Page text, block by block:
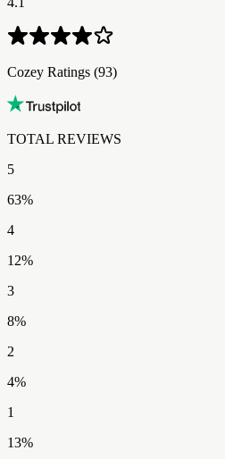
Cozey Ratings​​​​‌ ‍ ​‍​‍‌‍ ‌ ​‍‌‍‍‌‌‍‌ ‌‍‍‌‌‍ ‍​‍​‍​ ‍‍​‍​‍‌ ​ ‌‍​‌‌‍ ‍‌‍‍‌‌ ‌​‌ ‍‌​‍ ‍‌‍‍‌‌‍ ​‍​‍​‍ ​​‍​‍‌‍‍​‌ ​‍‌‍‌‌‌‍‌‍​‍​‍​ ‍‍​‍​‍‌‍‍​‌ ‌​‌ ‌​‌ ​​‌ ​ ​ ‍‍​‍ ​‍ ‌‍ ​‌‍ ‌‍​ ‌‍​‌‌‍ ​‌‍‍​‌‍ ‌ ​ ‌ ‌​​ ‍‍​ ​ ​ ​​​ ​​​ ​​​‍ ‌ ​ ‌ ‌​‌ ‌‌‌‍‌​‌‍‍‌‌‍ ​‍ ‌‍‍‌‌‍ ‍‌ ‌​‌‍‌‌‌‍ ‍‌ ‌​​‍ ‌‍‌‌‌‍‌​‌‍‍‌‌ ‌​​‍ ‌‍ ‌‌‍ ‌‍‌​‌‍‌‌​ ‌‌ ​​‌ ​‍‌‍‌‌‌ ​ ‌‍‌‌‌‍ ‍‌ ‌​‌‍​‌‌ ‌​‌‍‍‌‌‍ ‌‍ ‍​ ‍ ‌‍‍‌‌‍‌​​ ‌​ ‌‍​ ‍‌‌‍​ ​ ​ ‌‍​‌​ ‍​​ ‌ ‌‍​‍​‍ ‌‌‍‌‌​ ‌ ​ ‌​​ ‌​​‍ ‌​ ‌​‌‍‌‌​ ‌‌‌‍​‌​‍ ‌‌‍​‍​ ‌​​ ‌‍​ ‌​​‍ ‌‌‍‌​​ ‌‍​ ‌‌​ ‌ ‌‍​‍​ ‌ ​ ​ ​ ‍‌​ ‌​‌‍‌‌​ ​‌​ ​‍​ ‍ ‌ ‌​‌ ‍‌‌ ​​‌‍‌‌​ ‌‌ ​​‌‍‌​‌ ​​​ ‍ ‌ ​​‌‍​‌‌ ‌​‌‍‍​​ ‌‌ ‌‍‌‍​‌‌‍ ​‌ ‌‌‌‍‌‌‌​​‌‌‍‌​‌‍‌​‌‍‌‌‌‍‌​‌‌​ ‌‍‌‌‌‍​ ‌ ‌​‌‍‍‌‌‍ ‌‍ ‍‌ ​ ​‍‌‌​ ‌‌‌​​‍‌‌ ‌‍‍ ‌‍‌‌‌ ‍‌​‍‌‌​ ​ ‌​‌​​‍‌‌​ ​ ‌​‌​​‍‌‌​ ​‍​ ​‍​ ‌​​ ‍‌​ ​ ​ ‍​​ ‌ ​ ‌‌​ ​​​ ​‍​ ‍‌​ ‌‌‌‍‌‍​ ​‍​‍‌‌​ ​‍​ ​‍​‍‌‌​ ‌‌‌​‌​​‍ ‍‌ ​‍‌‍‌‌‌ ‌‍‌‍‍‌‌‍‌‌‌ ‌ ‌‌​ ‌ ‌‌‌‍ ‌‌‍ ‌‌‍​‌‌ ​‍‌ ‍‌‌‌‌​‌‍‌‌‌‍ ‌‌ ​​‌‍ ​‌‍​‌‌ ‌​‌‍‌‌​‍ ‍‌ ​ ‌ ‌‌‌‍ ‌‌‍ ‌‌‍​‌‌ ​‍‌ ‍‌‌​‌​‌‍​‌‌ ‌​‌‍​‌​‍ ‍‌ ‌​‌‍ ‌ ‌​‌‍​‌‌‍ ​‌‌​‍‌‍​‌‌ ‌​‌‍‍‌‌‍ ‍‌‍‌ ‌‌‌​‌‍‌‌‌ ‍​‌ ‌​​ ‌‍​‍‌‍​‌‌ ​ ‌‍‌‌‌‌‌‌‌ ​‍‌‍ ​​ ‌‌‍‍​‌ ‌​‌ ‌​‌ ​​‌ ​ ​‍‌‌​ ​ ‌​​‌​‍‌‌​ ​‍‌​‌‍​‍‌‌​ ​‍‌​‌‍‌‍ ​‌‍ ‌‍​ ‌‍​‌‌‍ ​‌‍‍​‌‍ ‌ ​ ‌ ‌​​‍‌‌​ ​ ‌​​‌​ ​ ​ ​​​ ​​​ ​​​‍‌‌​ ​‍‌​‌‍‌ ​ ‌ ‌​‌ ‌‌‌‍‌​‌‍‍‌‌‍ ​‍‌‍‌‍‍‌‌‍‌​​ ‌​ ‌‍​ ‍‌‌‍​ ​ ​ ‌‍​‌​ ‍​​ ‌ ‌‍​‍​‍ ‌‌‍‌‌​ ‌ ​ ‌​​ ‌​​‍ ‌​ ‌​‌‍‌‌​ ‌‌‌‍​‌​‍ ‌‌‍​‍​ ‌​​ ‌‍​ ‌​​‍ ‌‌‍‌​​ ‌‍​ ‌‌​ ‌ ‌‍​‍​ ‌ ​ ​ ​ ‍‌​ ‌​‌‍‌‌​ ​‌​ ​‍​‍‌‍‌ ‌​‌ ‍‌‌ ​​‌‍‌‌​ ‌‌ ​​‌‍‌​‌ ​​​‍‌‍‌ ​​‌‍​‌‌ ‌​‌‍‍​​ ‌‌ ‌‍‌‍​‌‌‍ ​‌ ‌‌‌‍‌‌‌​​‌‌‍‌​‌‍‌​‌‍‌‌‌‍‌​‌‌​ ‌‍‌‌‌‍​ ‌ ‌​‌‍‍‌‌‍ ‌‍ ‍‌ ​ ​‍‌‌​ ‌‌‌​​‍‌‌ ‌‍‍ ‌‍‌‌‌ ‍‌​‍‌‌​ ​ ‌​‌​​‍‌‌​ ​ ‌​‌​​‍‌‌​ ​‍​ ​‍​ ‌​​ ‍‌​ ​ ​ ‍​​ ‌ ​ ‌‌​ ​​​ ​‍​ ‍‌​ ‌‌‌‍‌‍​ ​‍​‍‌‌​ ​‍​ ​‍​‍‌‌​ ‌‌‌​‌​​‍ ‍‌ ​‍‌‍‌‌‌ ‌‍‌‍‍‌‌‍‌‌‌ ‌ ‌‌​ ‌ ‌‌‌‍ ‌‌‍ ‌‌‍​‌‌ ​‍‌ ‍‌‌‌‌​‌‍‌‌‌‍ ‌‌ ​​‌‍ ​‌‍​‌‌ ‌​‌‍‌‌​‍ ‍‌ ​ ‌ ‌‌‌‍ ‌‌‍ ‌‌‍​‌‌ ​‍‌ ‍‌‌​‌​‌‍​‌‌ ‌​‌‍​‌​‍ ‍‌ ‌​‌‍ ‌ ‌​‌‍​‌‌‍ ​‌‌​‍‌‍​‌‌ ‌​‌‍‍‌‌‍ ‍‌‍‌ ‌‌‌​‌‍‌‌‌ ‍​‌ ‌​​‍‌‍‌ ​​‌‍‌‌‌ ​‍‌ ​ ‌ ​​‌‍‌‌‌‍​ ‌ ‌​‌‍‍‌‌ ‌‍‌‍‌‌​ ‌‌ ​​‌ ‌‌‌‍​‍‌‍ ​‌‍‍‌‌ ​ ‌‍‍​‌‍‌‌‌‍‌​​‍​‍‌ ‌ (93)
TOTAL REVIEWS​​​​‌ ‍ ​‍​‍‌‍ ‌ ​‍‌‍‍‌‌‍‌ ‌‍‍‌‌‍ ‍​‍​‍​ ‍‍​‍​‍‌ ​ ‌‍​‌‌‍ ‍‌‍‍‌‌ ‌​‌ ‍‌​‍ ‍‌‍‍‌‌‍ ​‍​‍​‍ ​​‍​‍‌‍‍​‌ ​‍‌‍‌‌‌‍‌‍​‍​‍​ ‍‍​‍​‍‌‍‍​‌ ‌​‌ ‌​‌ ​​‌ ​ ​ ‍‍​‍ ​‍ ‌‍ ​‌‍ ‌‍​ ‌‍​‌‌‍ ​‌‍‍​‌‍ ‌ ​ ‌ ‌​​ ‍‍​ ​ ​ ​​​ ​​​ ​​​‍ ‌ ​ ‌ ‌​‌ ‌‌‌‍‌​‌‍‍‌‌‍ ​‍ ‌‍‍‌‌‍ ‍‌ ‌​‌‍‌‌‌‍ ‍‌ ‌​​‍ ‌‍‌‌‌‍‌​‌‍‍‌‌ ‌​​‍ ‌‍ ‌‌‍ ‌‍‌​‌‍‌‌​ ‌‌ ​​‌ ​‍‌‍‌‌‌ ​ ‌‍‌‌‌‍ ‍‌ ‌​‌‍​‌‌ ‌​‌‍‍‌‌‍ ‌‍ ‍​ ‍ ‌‍‍‌‌‍‌​​ ‌​ ‌‍​ ‍‌‌‍​ ​ ​ ‌‍​‌​ ‍​​ ‌ ‌‍​‍​‍ ‌‌‍‌‌​ ‌ ​ ‌​​ ‌​​‍ ‌​ ‌​‌‍‌‌​ ‌‌‌‍​‌​‍ ‌‌‍​‍​ ‌​​ ‌‍​ ‌​​‍ ‌‌‍‌​​ ‌‍​ ‌‌​ ‌ ‌‍​‍​ ‌ ​ ​ ​ ‍‌​ ‌​‌‍‌‌​ ​‌​ ​‍​ ‍ ‌ ‌​‌ ‍‌‌ ​​‌‍‌‌​ ‌‌ ​​‌‍‌​‌ ​​​ ‍ ‌ ​​‌‍​‌‌ ‌​‌‍‍​​ ‌‌ ‌‍‌‍​‌‌‍ ​‌ ‌‌‌‍‌‌‌​​‌‌‍‌​‌‍‌​‌‍‌‌‌‍‌​‌‌​ ‌‍‌‌‌‍​ ‌ ‌​‌‍‍‌‌‍ ‌‍ ‍‌ ​ ​‍‌‌​ ‌‌‌​​‍‌‌ ‌‍‍ ‌‍‌‌‌ ‍‌​‍‌‌​ ​ ‌​‌​​‍‌‌​ ​ ‌​‌​​‍‌‌​ ​‍​ ​‍​ ‌​​ ‍‌​ ​ ​ ‍​​ ‌ ​ ‌‌​ ​​​ ​‍​ ‍‌​ ‌‌‌‍‌‍​ ​‍​‍‌‌​ ​‍​ ​‍​‍‌‌​ ‌‌‌​‌​​‍ ‍‌ ​‍‌‍‌‌‌ ‌‍‌‍‍‌‌‍‌‌‌ ‌ ‌‌​ ‌ ‌‌‌‍ ‌‌‍ ‌‌‍​‌‌ ​‍‌ ‍‌‌‌‌​‌‍‌‌‌‍ ‌‌ ​​‌‍ ​‌‍​‌‌ ‌​‌‍‌‌​‍ ‍‌‍​‍‌ ​‍‌‍‌‌‌‍​‌‌‍‍ ‌‍‌​‌‍ ‌ ‌ ‌‍ ‍‌​‌​‌‍​‌‌ ‌​‌‍​‌​‍ ‍‌ ‌​‌‍‍‌‌ ‌​‌‍ ​‌‍‌‌​ ‌‍​‍‌‍​‌‌ ​ ‌‍‌‌‌‌‌‌‌ ​‍‌‍ ​​ ‌‌‍‍​‌ ‌​‌ ‌​‌ ​​‌ ​ ​‍‌‌​ ​ ‌​​‌​‍‌‌​ ​‍‌​‌‍​‍‌‌​ ​‍‌​‌‍‌‍ ​‌‍ ‌‍​ ‌‍​‌‌‍ ​‌‍‍​‌‍ ‌ ​ ‌ ‌​​‍‌‌​ ​ ‌​​‌​ ​ ​ ​​​ ​​​ ​​​‍‌‌​ ​‍‌​‌‍‌ ​ ‌ ‌​‌ ‌‌‌‍‌​‌‍‍‌‌‍ ​‍‌‍‌‍‍‌‌‍‌​​ ‌​ ‌‍​ ‍‌‌‍​ ​ ​ ‌‍​‌​ ‍​​ ‌ ‌‍​‍​‍ ‌‌‍‌‌​ ‌ ​ ‌​​ ‌​​‍ ‌​ ‌​‌‍‌‌​ ‌‌‌‍​‌​‍ ‌‌‍​‍​ ‌​​ ‌‍​ ‌​​‍ ‌‌‍‌​​ ‌‍​ ‌‌​ ‌ ‌‍​‍​ ‌ ​ ​ ​ ‍‌​ ‌​‌‍‌‌​ ​‌​ ​‍​‍‌‍‌ ‌​‌ ‍‌‌ ​​‌‍‌‌​ ‌‌ ​​‌‍‌​‌ ​​​‍‌‍‌ ​​‌‍​‌‌ ‌​‌‍‍​​ ‌‌ ‌‍‌‍​‌‌‍ ​‌ ‌‌‌‍‌‌‌​​‌‌‍‌​‌‍‌​‌‍‌‌‌‍‌​‌‌​ ‌‍‌‌‌‍​ ‌ ‌​‌‍‍‌‌‍ ‌‍ ‍‌ ​ ​‍‌‌​ ‌‌‌​​‍‌‌ ‌‍‍ ‌‍‌‌‌ ‍‌​‍‌‌​ ​ ‌​‌​​‍‌‌​ ​ ‌​‌​​‍‌‌​ ​‍​ ​‍​ ‌​​ ‍‌​ ​ ​ ‍​​ ‌ ​ ‌‌​ ​​​ ​‍​ ‍‌​ ‌‌‌‍‌‍​ ​‍​‍‌‌​ ​‍​ ​‍​‍‌‌​ ‌‌‌​‌​​‍ ‍‌ ​‍‌‍‌‌‌ ‌‍‌‍‍‌‌‍‌‌‌ ‌ ‌‌​ ‌ ‌‌‌‍ ‌‌‍ ‌‌‍​‌‌ ​‍‌ ‍‌‌‌‌​‌‍‌‌‌‍ ‌‌ ​​‌‍ ​‌‍​‌‌ ‌​‌‍‌‌​‍ ‍‌‍​‍‌ ​‍‌‍‌‌‌‍​‌‌‍‍ ‌‍‌​‌‍ ‌ ‌ ‌‍ ‍‌​‌​‌‍​‌‌ ‌​‌‍​‌​‍ ‍‌ ‌​‌‍‍‌‌ ‌​‌‍ ​‌‍‌‌​‍‌‍‌ ​​‌‍‌‌‌ ​‍‌ ​ ‌ ​​‌‍‌‌‌‍​ ‌ ‌​‌‍‍‌‌ ‌‍‌‍‌‌​ ‌‌ ​​‌ ‌‌‌‍​‍‌‍ ​‌‍‍‌‌ ​ ‌‍‍​‌‍‌‌‌‍‌​​‍​‍‌ ‌
5
63%
4
12%
3
8%
2
4%
1
13%